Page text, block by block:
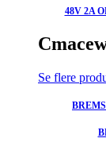
48V 2A
Se flere